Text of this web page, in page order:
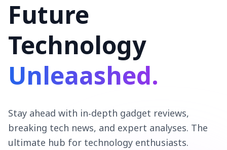
Future
Technology
Unleaashed.
Stay ahead with in-depth gadget reviews,
breaking tech news, and expert analyses. The
ultimate hub for technology enthusiasts.